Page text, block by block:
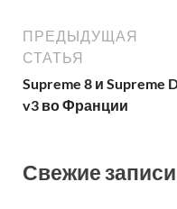
ПРЕДЫДУЩАЯ
СТАТЬЯ
Supreme 8 и Supreme
v3 во Франции
Свежие записи